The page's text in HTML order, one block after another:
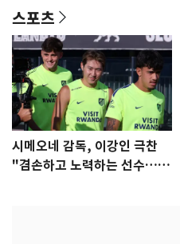
스포츠
시메오네 감독, 이강인 극찬
"겸손하고 노력하는 선수…좋